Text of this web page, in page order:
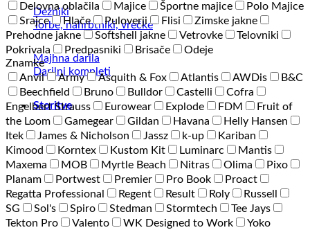
Dežniki
Torbe, nahrbtniki, vrečke
Majhna darila
Darilni kompleti
Storitve
Delovna oblačila
Majice Športne majice
Polo Majice
Srajce
Hlače Puloverji Flisi
Zimske jakne
Prehodne jakne
Softshell jakne Vetrovke
Telovniki
Pokrivala
Predpasniki Brisače
Odeje
Znamke
Anvil
Army Asquith & Fox Atlantis AWDis
B&C
Beechfield
Bruno Bulldor Castelli
Cofra
Engelbert Strauss
Eurowear Explode FDM
Fruit of
the Loom
Gamegear Gildan Havana
Helly Hansen
Itek
James & Nicholson Jassz k-up
Kariban
Kimood
Korntex Kustom Kit Luminarc
Mantis
Maxema
MOB Myrtle Beach Nitras Olima
Pixo
Planam
Portwest Premier Pro Book
Proact
Regatta Professional
Regent Result Roly
Russell
SG
Sol's Spiro Stedman Stormtech
Tee Jays
Tekton Pro
Valento WK Designed to Work
Yoko